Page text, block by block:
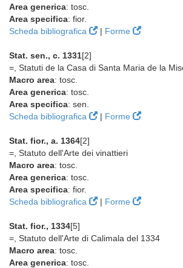
Area generica: tosc.
Area specifica: fior.
Scheda bibliografica
| Forme
Stat. sen., c. 1331[2]
=, Statuti de la Casa di Santa Maria de la
Macro area: tosc.
Area generica: tosc.
Area specifica: sen.
Scheda bibliografica
| Forme
Stat. fior., a. 1364[2]
=, Statuto dell'Arte dei vinattieri
Macro area: tosc.
Area generica: tosc.
Area specifica: fior.
Scheda bibliografica
| Forme
Stat. fior., 1334[5]
=, Statuto dell'Arte di Calimala del 1334
Macro area: tosc.
Area generica: tosc.